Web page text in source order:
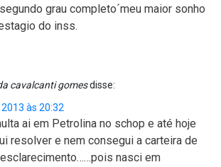
grau completo´meu maior sonho
do inss.
cavalcanti gomesdisse:
às 20:32
ai em Petrolina no schop e até hoje
resolver e nem consegui a carteira de
nasci em